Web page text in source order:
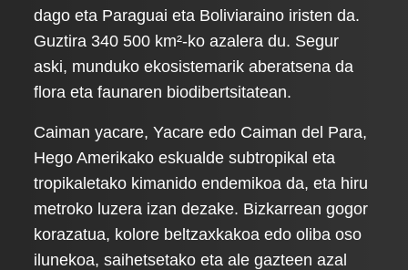
dago eta Paraguai eta Boliviaraino iristen da.
Guztira 340 500 km²-ko azalera du. Segur
aski, munduko ekosistemarik aberatsena da
flora eta faunaren biodibertsitatean.
Caiman yacare, Yacare edo Caiman del Para,
Hego Amerikako eskualde subtropikal eta
tropikaletako kimanido endemikoa da, eta hiru
metroko luzera izan dezake. Bizkarrean gogor
korazatua, kolore beltzaxkakoa edo oliba oso
ilunekoa, saihetsetako eta ale gazteen azal